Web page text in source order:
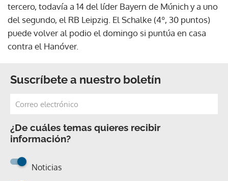
tercero, todavía a 14 del líder Bayern de Múnich y a uno
del segundo, el RB Leipzig. El Schalke (4º, 30 puntos)
puede volver al podio el domingo si puntúa en casa
contra el Hanóver.
Suscríbete a nuestro boletín
¿De cuáles temas quieres recibir
información?
Noticias